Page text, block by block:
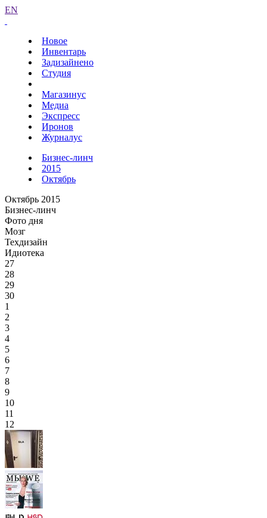
EN
Новое
Инвентарь
Задизайнено
Студия
Магазинус
Медиа
Экспресс
Иронов
Журналус
Бизнес-линч
2015
Октябрь
Октябрь 2015
Бизнес-линч
Фото дня
Мозг
Техдизайн
Идиотека
27
28
29
30
1
2
3
4
5
6
7
8
9
10
11
12